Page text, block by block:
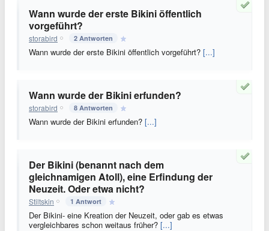
Wann wurde der erste Bikini öffentlich
vorgeführt?
storabird 2 Antworten
Wann wurde der erste Bikini öffentlich vorgeführt? [...]
Wann wurde der Bikini erfunden?
storabird 8 Antworten
Wann wurde der Bikini erfunden? [...]
Der Bikini (benannt nach dem
gleichnamigen Atoll), eine Erfindung der
Neuzeit. Oder etwa nicht?
Stiltskin 1 Antwort
Der Bikini- eine Kreation der Neuzeit, oder gab es etwas
vergleichbares schon weitaus früher? [...]